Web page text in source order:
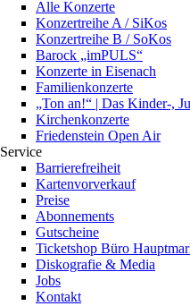
Alle Konzerte
Konzertreihe A / SiKos
Konzertreihe B / SoKos
Barock „imPULS“
Konzerte in Eisenach
Familienkonzerte
„Ton an!“ | Das Kinder-,
Kirchenkonzerte
Friedenstein Open Air
Service
Barrierefreiheit
Kartenvorverkauf
Preise
Abonnements
Gutscheine
Ticketshop Büro
Diskografie & Media
Jobs
Kontakt